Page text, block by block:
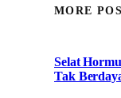
MORE
Selat
Tak